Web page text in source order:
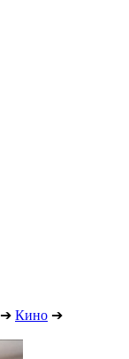
➔ Кино ➔